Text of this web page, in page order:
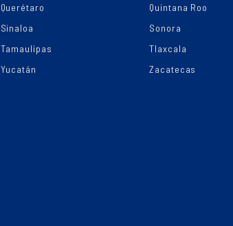
Querétaro
Quintana Roo
Sinaloa
Sonora
Tamaulipas
Tlaxcala
Yucatán
Zacatecas